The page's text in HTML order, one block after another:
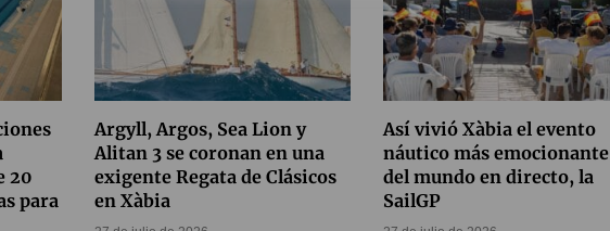
20
para
Argyll, Argos, Sea Lion y
Alitan 3 se coronan en una
exigente Regata de Clásicos
en Xàbia
Así vivió Xàbia el evento
náutico más emocionante
del mundo en directo, la
SailGP